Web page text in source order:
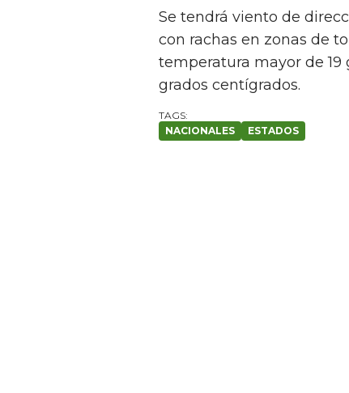
Se tendrá viento de
con rachas en zonas de
temperatura mayor de 19
grados centígrados.
NACIONALES ESTADOS